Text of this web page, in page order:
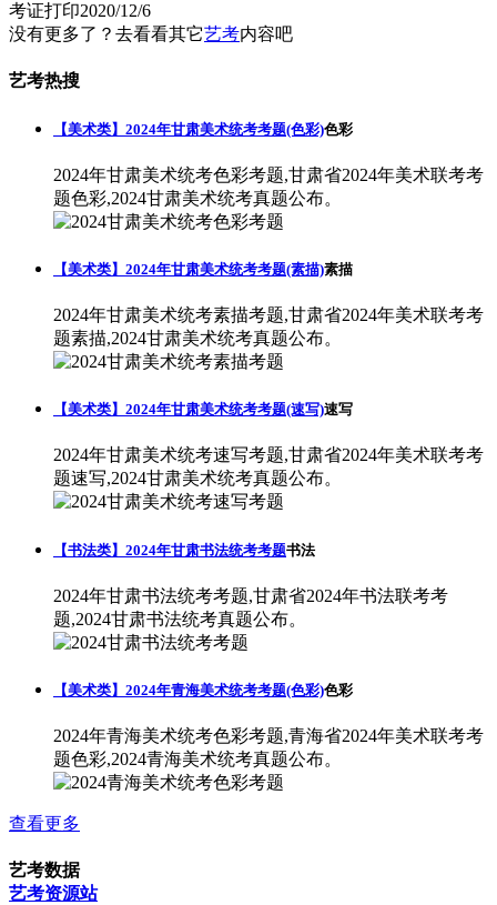
考证打印2020/12/6
没有更多了？去看看其它艺考内容吧
艺考热搜
【美术类】2024年甘肃美术统考考题(色彩)色彩
2024年甘肃美术统考色彩考题,甘肃省2024年美术联考考
题色彩,2024甘肃美术统考真题公布。
【美术类】2024年甘肃美术统考考题(素描)素描
2024年甘肃美术统考素描考题,甘肃省2024年美术联考考
题素描,2024甘肃美术统考真题公布。
【美术类】2024年甘肃美术统考考题(速写)速写
2024年甘肃美术统考速写考题,甘肃省2024年美术联考考
题速写,2024甘肃美术统考真题公布。
【书法类】2024年甘肃书法统考考题书法
2024年甘肃书法统考考题,甘肃省2024年书法联考考
题,2024甘肃书法统考真题公布。
【美术类】2024年青海美术统考考题(色彩)色彩
2024年青海美术统考色彩考题,青海省2024年美术联考考
题色彩,2024青海美术统考真题公布。
查看更多
艺考数据
艺考资源站